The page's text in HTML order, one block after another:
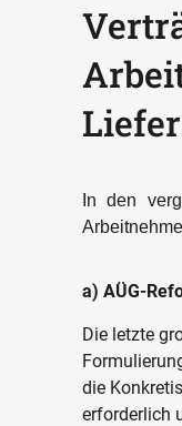
In den
a) AÜG-
Die letzte
die
erforderlich